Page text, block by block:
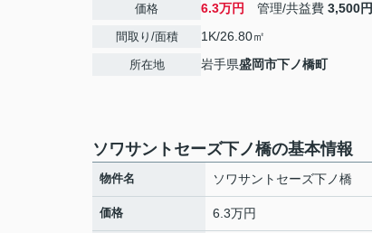
価格 6.3万円 管理/共益費 3,500円
間取り/面積 1K/26.80㎡
所在地 岩手県盛岡市下ノ橋町
ソワサントセーズ下ノ橋の基本情報
物件名 ソワサントセーズ下ノ橋
価格 6.3万円